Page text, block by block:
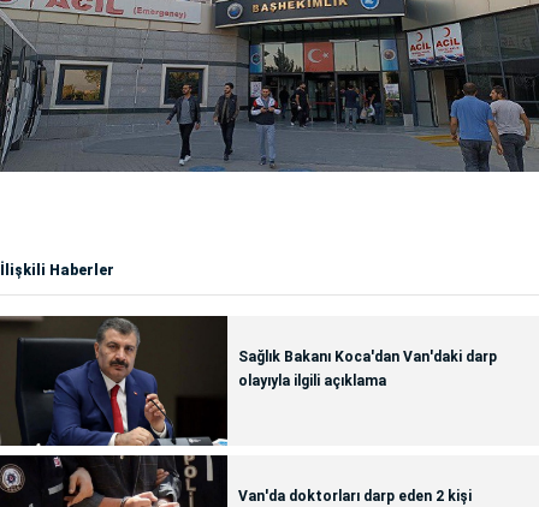
İlişkili Haberler
Sağlık Bakanı Koca'dan Van'daki darp
olayıyla ilgili açıklama
Van'da doktorları darp eden 2 kişi